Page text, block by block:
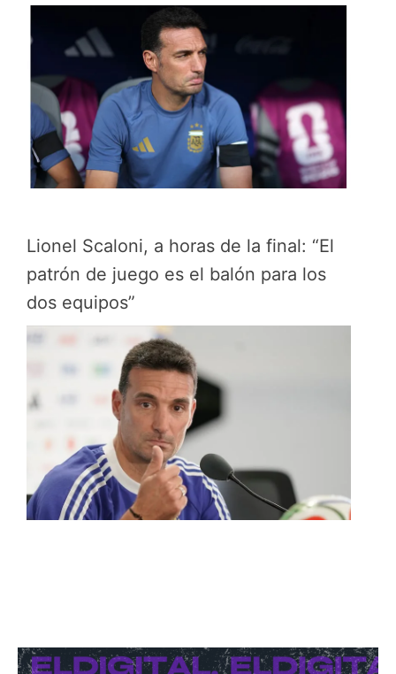
Lionel Scaloni, a horas de la final: “El
patrón de juego es el balón para los
dos equipos”